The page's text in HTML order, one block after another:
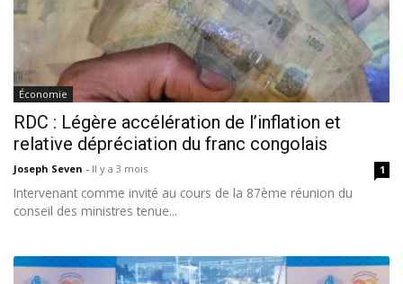
Économie
RDC : Légère accélération de l’inflation et
relative dépréciation du franc congolais
Joseph Seven - Il y a 3 mois 1
Intervenant comme invité au cours de la 87ème réunion du
conseil des ministres tenue...